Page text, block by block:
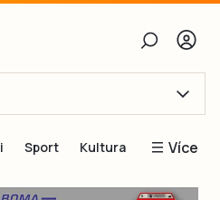
Sport Kultura Více
Blogy